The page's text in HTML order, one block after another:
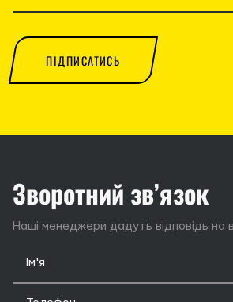
ПІДПИСАТИСЬ
Зворотний зв’язок
Наші менеджери дадуть відповідь на